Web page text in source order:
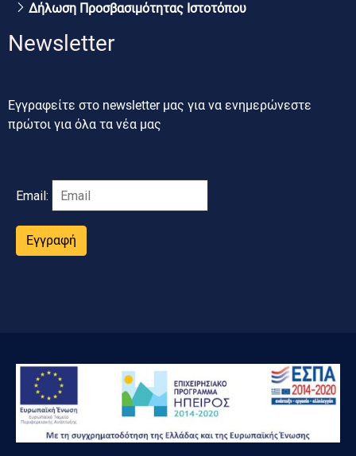
Δήλωση Προσβασιμότητας Ιστοτόπου
Newsletter
Εγγραφείτε στο newsletter μας για να ενημερώνεστε
πρώτοι για όλα τα νέα μας
Email:
Εγγραφή